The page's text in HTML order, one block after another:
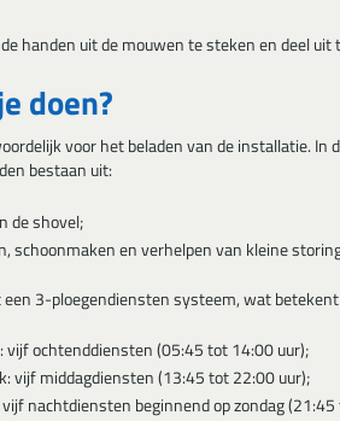
handen uit de mouwen te steken en deel
doen?
voor het beladen van de installatie.
bestaan uit:
de shovel;
schoonmaken en verhelpen van kleine
3-ploegendiensten systeem, wat
vijf ochtenddiensten (05:45 tot 14:00 uur);
vijf middagdiensten (13:45 tot 22:00 uur);
nachtdiensten beginnend op zondag